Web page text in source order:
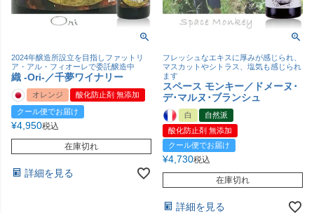
2024年醸造所設立を目指しファットリ
ア・アル・フィオーレで委託醸造中
織 -Ori-／千夢ワイナリー
オレンジ
酸化防止剤 無添加
クール便でお届け
¥4,950税込
在庫切れ
詳細を見る
フレッシュなエキスに厚みが感じられ、
マスカットやシトラス、塩気も感じられ
ます
スペース モンキー／ドメーヌ･
デ･マルヌ･ブランシュ
白
自然派
酸化防止剤 無添加
クール便でお届け
¥4,730税込
在庫切れ
詳細を見る